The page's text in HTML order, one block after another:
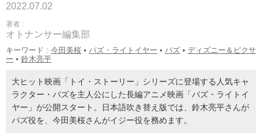
2022.07.02
著者 :
オトナンサー編集部
キーワード : 今田美桜 • バズ・ライトイヤー • バズ • ディズニー＆ピクサ
ー • 鈴木亮平
大ヒット映画「トイ・ストーリー」シリーズに登場する人気キャ
ラクター・バズを主人公にした長編アニメ映画「バズ・ライトイ
ヤー」が公開スタート。日本語吹き替え版では、鈴木亮平さんが
バズ役を、今田美桜さんがイジー役を務めます。